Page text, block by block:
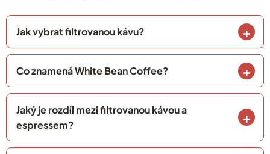
Jak vybrat filtrovanou kávu?
Co znamená White Bean Coffee?
Jaký je rozdíl mezi filtrovanou kávou a
espressem?